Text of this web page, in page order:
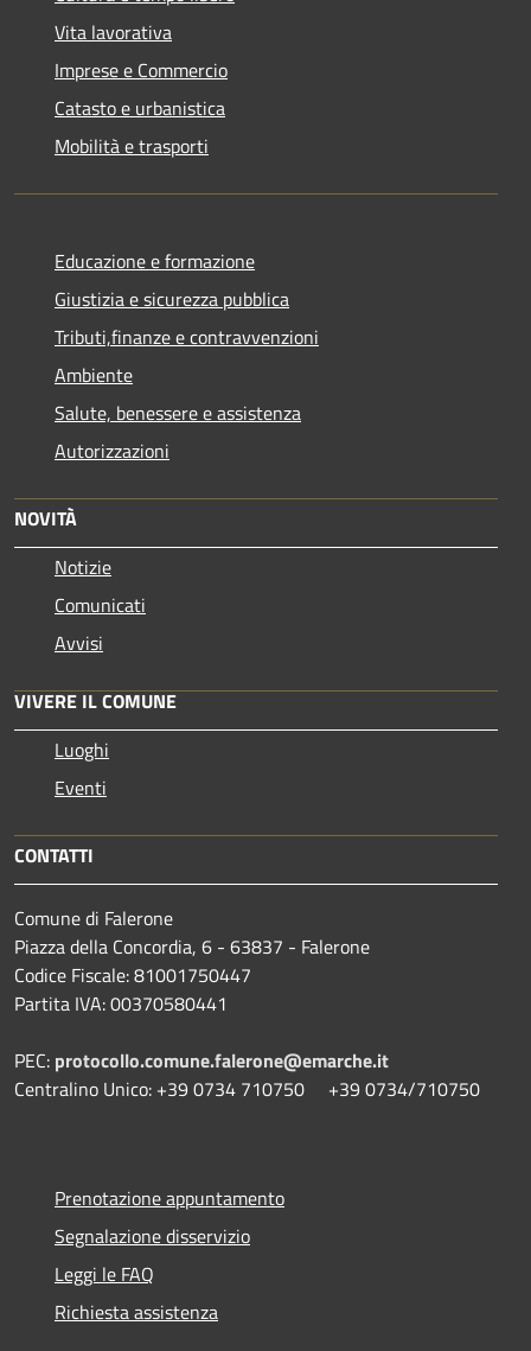
Vita lavorativa
Imprese e Commercio
Catasto e urbanistica
Mobilità e trasporti
Educazione e formazione
Giustizia e sicurezza pubblica
Tributi,finanze e contravvenzioni
Ambiente
Salute, benessere e assistenza
Autorizzazioni
NOVITÀ
Notizie
Comunicati
Avvisi
VIVERE IL COMUNE
Luoghi
Eventi
CONTATTI
Comune di Falerone
Piazza della Concordia, 6 - 63837 - Falerone
Codice Fiscale: 81001750447
Partita IVA: 00370580441
PEC: protocollo.comune.falerone@emarche.it
Centralino Unico: +39 0734 710750 +39 0734/710750
Prenotazione appuntamento
Segnalazione disservizio
Leggi le FAQ
Richiesta assistenza